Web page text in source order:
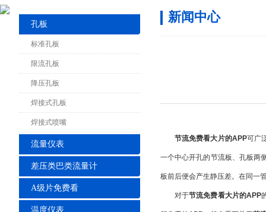
孔板
标准孔板
限流孔板
降压孔板
焊接式孔板
焊接式喷嘴
流量仪表
差压类巴类流量计
A级片免费看
温度仪表
新闻中心
节流免费看大片的APP可广
一个中心开孔的节流板、孔板两
板前后便会产生静压差。在同一
对于节流免费看大片的APP